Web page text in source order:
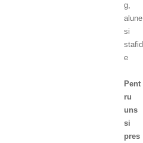
g,
alune
si
stafid
e
Pent
ru
uns
si
pres